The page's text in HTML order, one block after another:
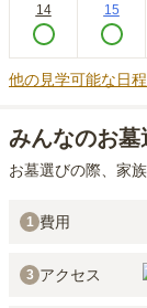
14 15
他の見学可能な日
みんなのお墓
お墓選びの際、家
1 費用
3 アクセス